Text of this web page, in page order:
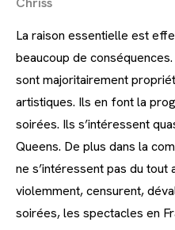
La raison essentielle est
beaucoup de
sont majoritairement
artistiques. Ils en font la
soirées. Ils s’intéressent
Queens. De plus dans la
ne s’intéressent pas du tout
violemment, censurent,
soirées, les spectacles en